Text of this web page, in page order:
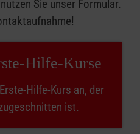
Sie unser Formular.
Hilfe-Kurse
Hilfe-Kurs an, der
ist.